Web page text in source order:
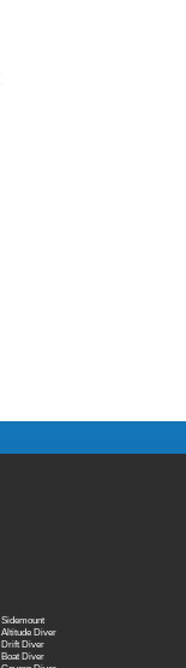
Sidemount
Altitude Diver
Drift Diver
Boat Diver